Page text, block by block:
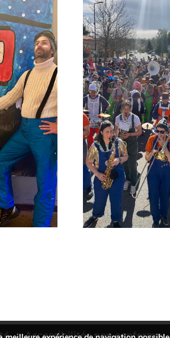
Accessibilité : non conforme